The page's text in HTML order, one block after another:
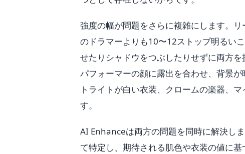
強度の幅が問題をさらに複雑にします。
のドラマーよりも10〜12ストップ明るい
せたりシャドウをつぶしたりせずに両方
パフォーマーの顔に露出を合わせ、背景
トライトが白い衣装、クロームの楽器、
す。
AI Enhanceは両方の問題を同時に解決し
て特定し、期待される肌色や衣装の値に